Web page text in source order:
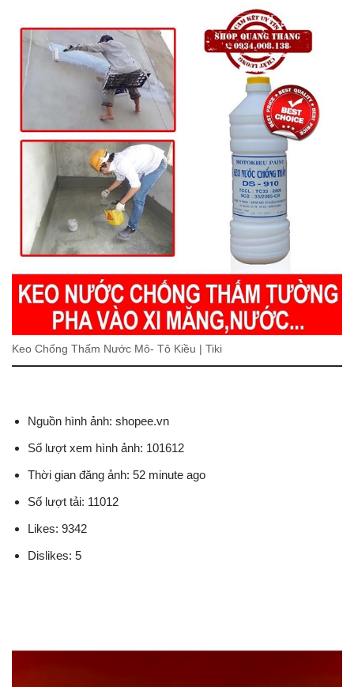
Keo Chống Thấm Nước Mô- Tô Kiều | Tiki
Nguồn hình ảnh: shopee.vn
Số lượt xem hình ảnh: 101612
Thời gian đăng ảnh: 52 minute ago
Số lượt tải: 11012
Likes: 9342
Dislikes: 5